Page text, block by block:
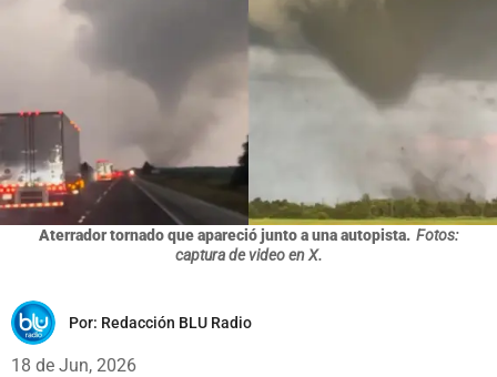
Aterrador tornado que apareció junto a una autopista. Fotos:
captura de video en X.
Por: Redacción BLU Radio
18 de Jun, 2026